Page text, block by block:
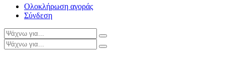
Ολοκλήρωση αγοράς
Σύνδεση